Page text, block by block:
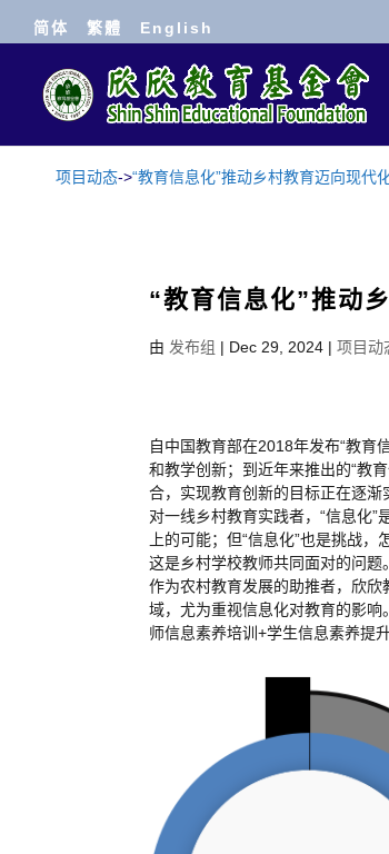
简体 繁體 English
项目动态->“教育信息化”推动乡村教育迈向现代
“教育信息化”推动
由 发布组 | Dec 29, 2024 |项目动
自中国教育部在2018年发布“教育
和教学创新；到近年来推出的“教
合，实现教育创新的目标正在逐渐
对一线乡村教育实践者，“信息化
上的可能；但“信息化”也是挑战
这是乡村学校教师共同面对的问题。
作为农村教育发展的助推者，欣欣
域，尤为重视信息化对教育的影响
师信息素养培训+学生信息素养提